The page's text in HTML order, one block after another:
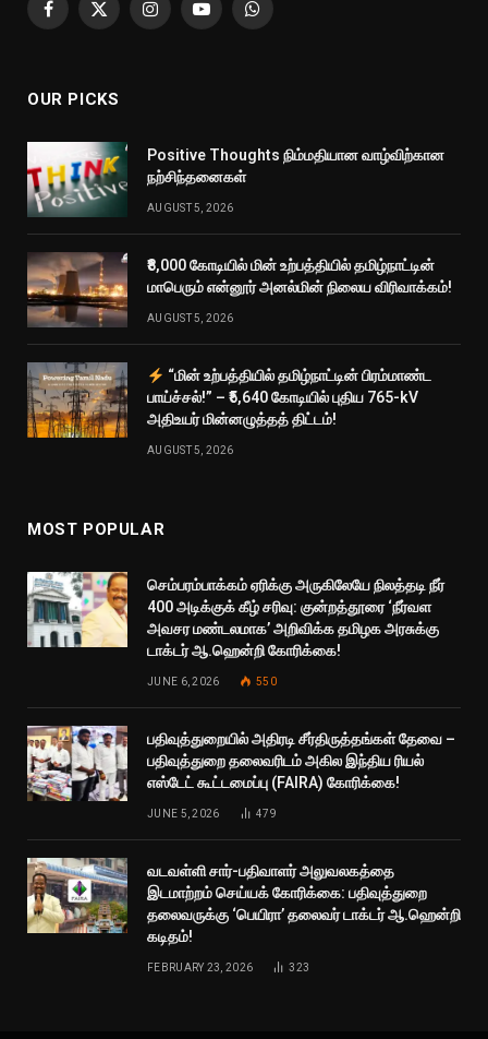
Facebook
X
InstagramYouTubeWhatsApp
OUR PICKS
Positive Thoughts நிம்மதியான வாழ்விற்கான
நற்சிந்தனைகள்
AUGUST 5, 2026
₹8,000 கோடியில் மின் உற்பத்தியில் தமிழ்நாட்டின்
மாபெரும் என்னூர் அனல்மின் நிலைய விரிவாக்கம்!
AUGUST 5, 2026
“மின் உற்பத்தியில் தமிழ்நாட்டின் பிரம்மாண்ட
பாய்ச்சல்!” – ₹5,640 கோடியில் புதிய 765-kV
அதிஉயர் மின்னழுத்தத் திட்டம்!
AUGUST 5, 2026
MOST POPULAR
செம்பரம்பாக்கம் ஏரிக்கு அருகிலேயே நிலத்தடி நீர்
400 அடிக்குக் கீழ் சரிவு: குன்றத்தூரை ‘நீர்வள
அவசர மண்டலமாக’ அறிவிக்க தமிழக அரசுக்கு
டாக்டர் ஆ.ஹென்றி கோரிக்கை!
JUNE 6, 2026 550
பதிவுத்துறையில் அதிரடி சீர்திருத்தங்கள் தேவை –
பதிவுத்துறை தலைவரிடம் அகில இந்திய ரியல்
எஸ்டேட் கூட்டமைப்பு (FAIRA) கோரிக்கை!
JUNE 5, 2026 479
வடவள்ளி சார்-பதிவாளர் அலுவலகத்தை
இடமாற்றம் செய்யக் கோரிக்கை: பதிவுத்துறை
தலைவருக்கு ‘பெயிரா’ தலைவர் டாக்டர் ஆ.ஹென்றி
கடிதம்!
FEBRUARY 23, 2026 323